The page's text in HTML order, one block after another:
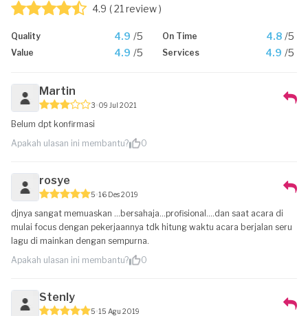
4.9 ( 21 review )
Quality 4.9 /5 On Time 4.8 /5
Value 4.9 /5 Services 4.9 /5
Martin
3 09 Jul 2021
Belum dpt konfirmasi
Apakah ulasan ini membantu?
0
rosye
5 16 Des 2019
djnya sangat memuaskan ...bersahaja...profisional....dan saat acara di
mulai focus dengan pekerjaannya tdk hitung waktu acara berjalan seru
lagu di mainkan dengan sempurna.
Apakah ulasan ini membantu?
0
Stenly
5 15 Agu 2019